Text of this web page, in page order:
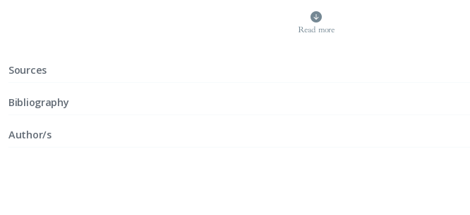
Read more
Sources
Bibliography
Author/s